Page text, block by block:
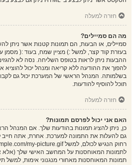
חזרה למעלה
מה הם סמיילים?
סמיילים, או הבעות, הם תמונות קטנות אשר ניתן
בעזרת קוד קצר, למשל :) מציין שמח, בעוד :(
ההבעות ניתן לראות בטופס השליחה. נסה לא
להפוך את ההודעה ללא קריאה ומנהל יכול להוציא
בשלמותה. המנהל הראשי של המערכת יכול גם
תוכל להוסיף להודעות.
חזרה למעלה
האם אני יכול לפרסם תמונות?
כן, ניתן להציג תמונות בהודעות שלך. אם המנהל
גם להעלות את התמונה למערכת. אחרת, אתה
לתמונות המאוחסנות על המחשב האישי שלך (אלא